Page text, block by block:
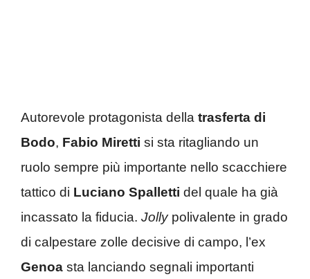
Autorevole protagonista della trasferta di
Bodo, Fabio Miretti si sta ritagliando un
ruolo sempre più importante nello scacchiere
tattico di Luciano Spalletti del quale ha già
incassato la fiducia. Jollypolivalente in grado
di calpestare zolle decisive di campo, l’ex
Genoa sta lanciando segnali importanti